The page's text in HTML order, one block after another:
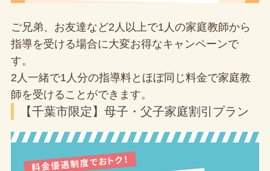
ご兄弟、お友達など2人以上で1人の家庭教師から
指導を受ける場合に大変お得なキャンペーンで
す。
2人一緒で1人分の指導料とほぼ同じ料金で家庭教
師を受けることができます。
【千葉市限定】母子・父子家庭割引プラン